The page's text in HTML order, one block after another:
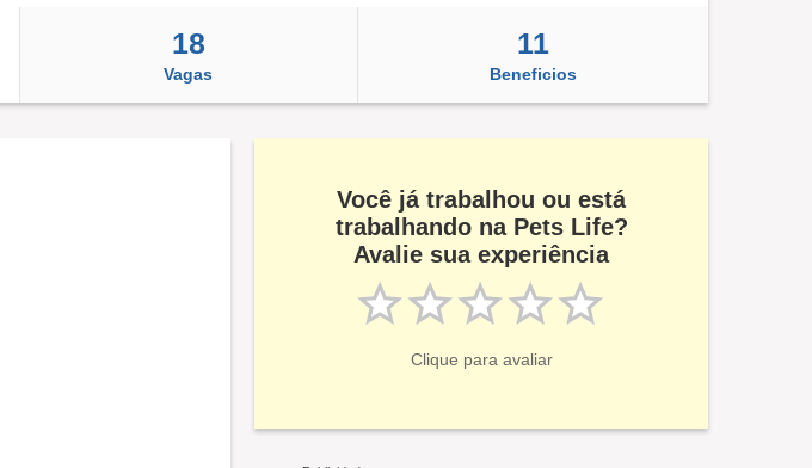
18
Vagas
11
Beneficios
Você já trabalhou ou está
trabalhando na Pets Life?
Avalie sua experiência
Clique para avaliar